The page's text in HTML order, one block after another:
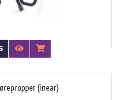
ørepropper (inear)